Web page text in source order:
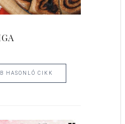
HASONLÓ CIKK